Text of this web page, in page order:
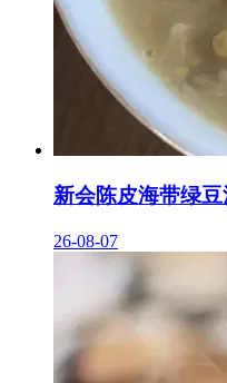
新会陈皮海带绿
26-08-07